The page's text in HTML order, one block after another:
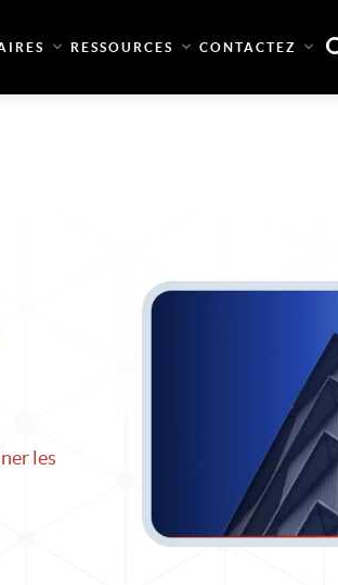
RESSOURCES CONTACTEZ
les